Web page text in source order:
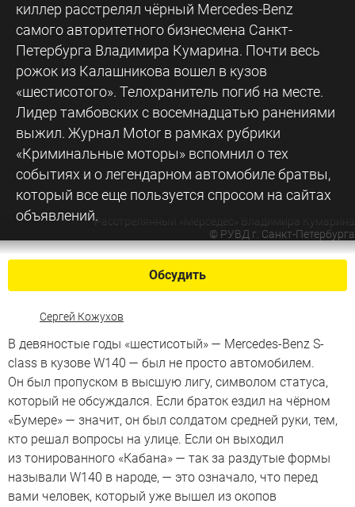
киллер расстрелял чёрный Mercedes-Benz
самого авторитетного бизнесмена Санкт-
Петербурга Владимира Кумарина. Почти весь
рожок из Калашникова вошел в кузов
«шестисотого». Телохранитель погиб на месте.
Лидер тамбовских с восемнадцатью ранениями
выжил. Журнал Motor в рамках рубрики
«Криминальные моторы» вспомнил о тех
событиях и о легендарном автомобиле братвы,
который все еще пользуется спросом на сайтах
объявлений.Расстрелянный «Мерседес» Владимира Кумарина
© РУВД г. Санкт-Петербурга
Обсудить
Сергей Кожухов
В девяностые годы «шестисотый» — Mercedes-Benz S-
class в кузове W140 — был не просто автомобилем.
Он был пропуском в высшую лигу, символом статуса,
который не обсуждался. Если браток ездил на чёрном
«Бумере» — значит, он был солдатом средней руки, тем,
кто решал вопросы на улице. Если он выходил
из тонированного «Кабана» — так за раздутые формы
называли W140 в народе, — это означало, что перед
вами человек, который уже вышел из окопов